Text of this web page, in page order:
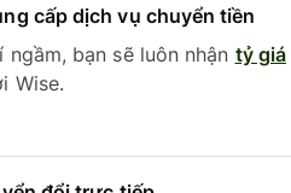
cấp dịch vụ chuyển tiền
ngầm, bạn sẽ luôn nhận tỷ giá
Wise.